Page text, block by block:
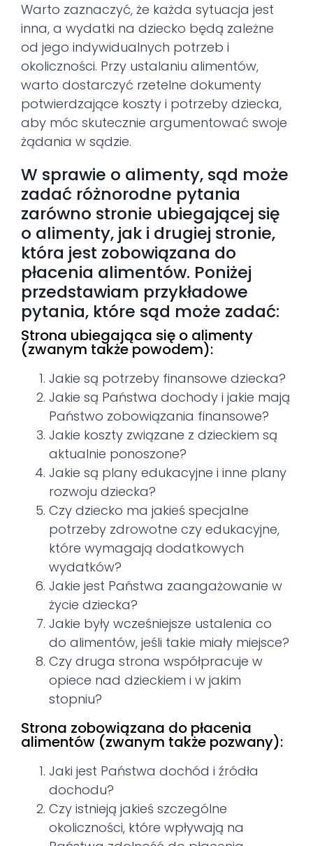
Warto zaznaczyć, że każda sytuacja jest
inna, a wydatki na dziecko będą zależne
od jego indywidualnych potrzeb i
okoliczności. Przy ustalaniu alimentów,
warto dostarczyć rzetelne dokumenty
potwierdzające koszty i potrzeby dziecka,
aby móc skutecznie argumentować swoje
żądania w sądzie.
W sprawie o alimenty, sąd może
zadać różnorodne pytania
zarówno stronie ubiegającej się
o alimenty, jak i drugiej stronie,
która jest zobowiązana do
płacenia alimentów. Poniżej
przedstawiam przykładowe
pytania, które sąd może zadać:
Strona ubiegająca się o alimenty
(zwanym także powodem):
Jakie są potrzeby finansowe dziecka?
Jakie są Państwa dochody i jakie mają
Państwo zobowiązania finansowe?
Jakie koszty związane z dzieckiem są
aktualnie ponoszone?
Jakie są plany edukacyjne i inne plany
rozwoju dziecka?
Czy dziecko ma jakieś specjalne
potrzeby zdrowotne czy edukacyjne,
które wymagają dodatkowych
wydatków?
Jakie jest Państwa zaangażowanie w
życie dziecka?
Jakie były wcześniejsze ustalenia co
do alimentów, jeśli takie miały miejsce?
Czy druga strona współpracuje w
opiece nad dzieckiem i w jakim
stopniu?
Strona zobowiązana do płacenia
alimentów (zwanym także pozwany):
Jaki jest Państwa dochód i źródła
dochodu?
Czy istnieją jakieś szczególne
okoliczności, które wpływają na